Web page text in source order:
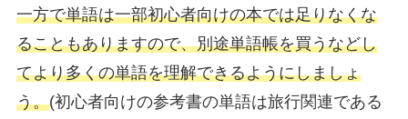
一方で単語は一部初心者向けの本では足りなくな
ることもありますので、別途単語帳を買うなどし
てより多くの単語を理解できるようにしましょ
う。(初心者向けの参考書の単語は旅行関連である